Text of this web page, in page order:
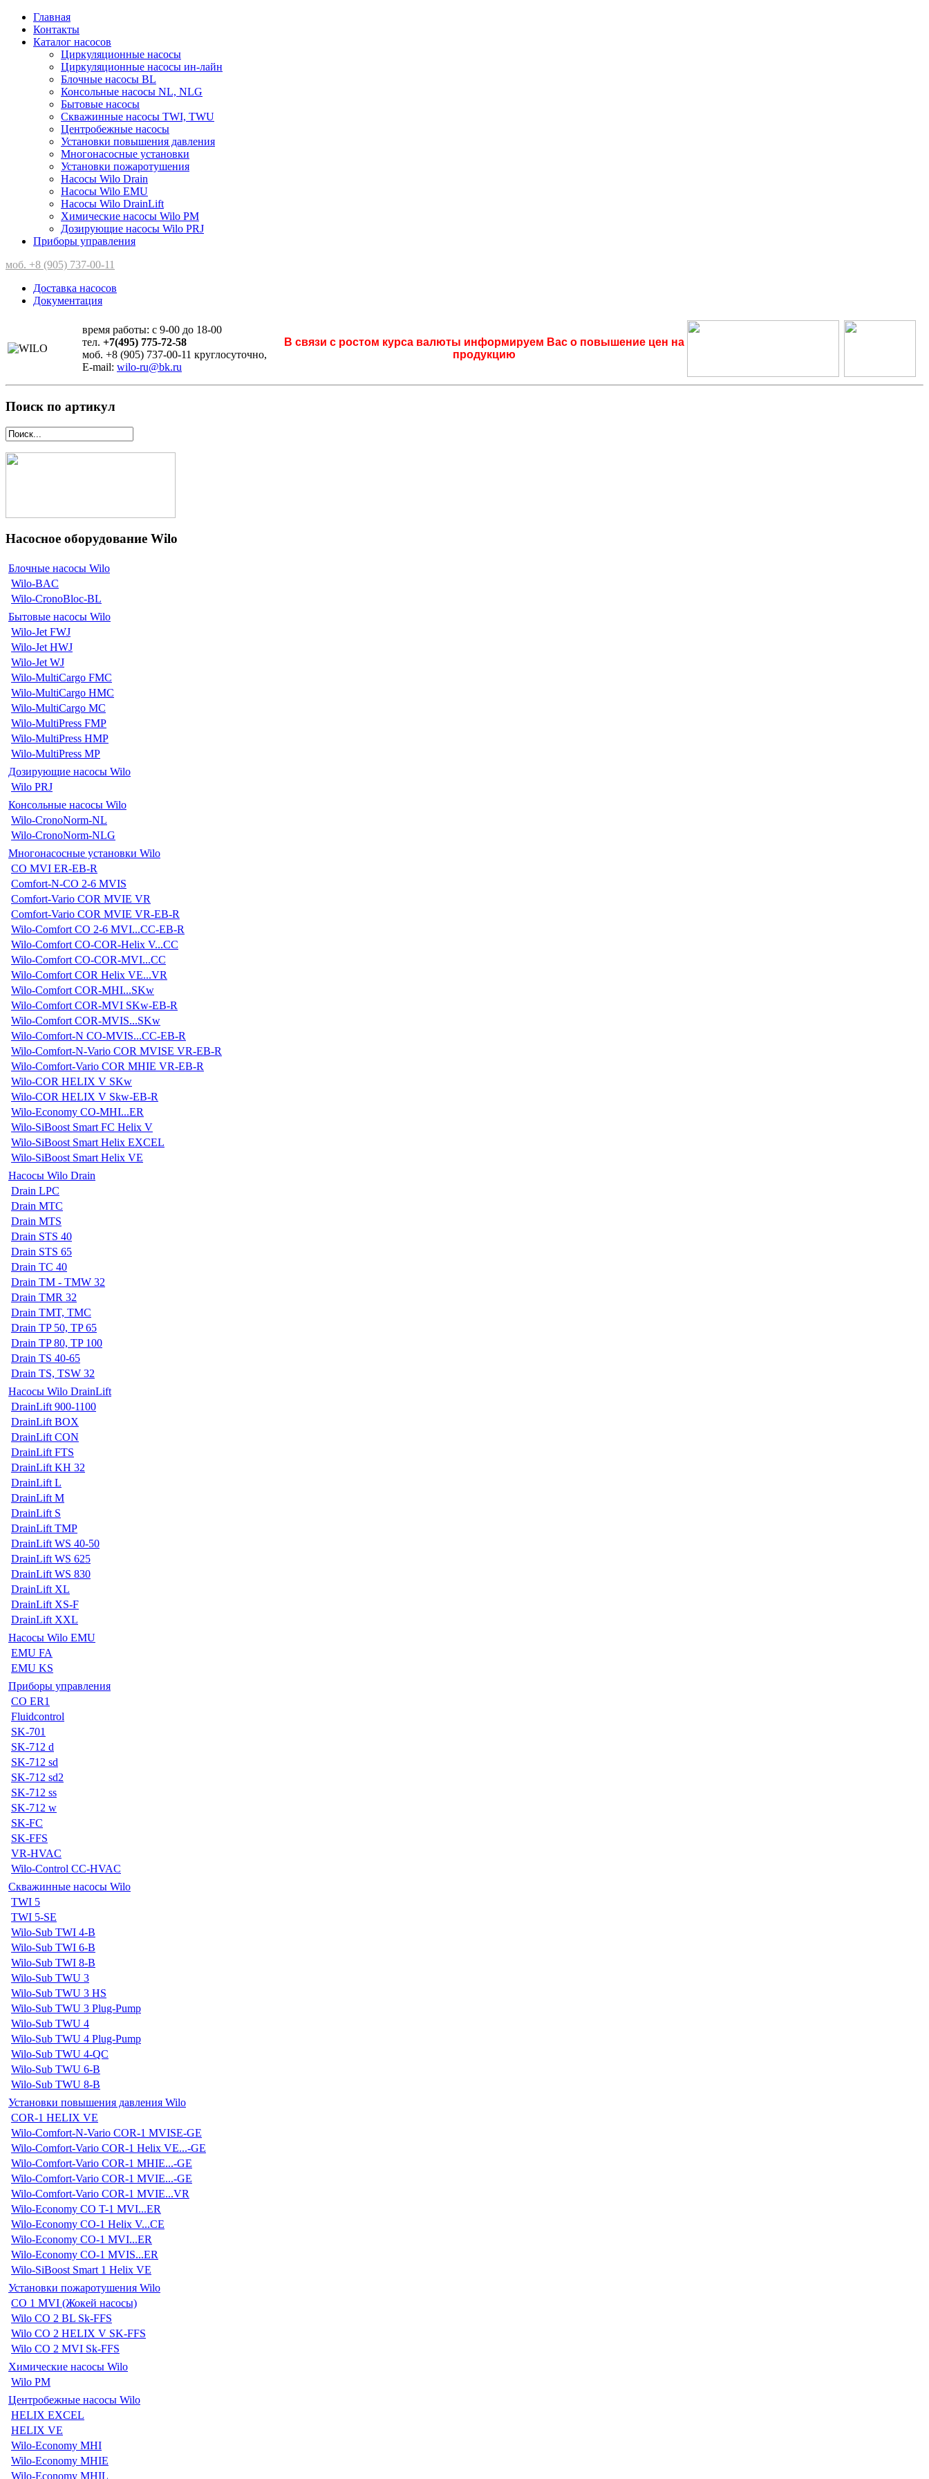
Главная
Контакты
Каталог насосов
Циркуляционные насосы
Циркуляционные насосы ин-лайн
Блочные насосы BL
Консольные насосы NL, NLG
Бытовые насосы
Скважинные насосы TWI, TWU
Центробежные насосы
Установки повышения давления
Многонасосные установки
Установки пожаротушения
Насосы Wilo Drain
Насосы Wilo EMU
Насосы Wilo DrainLift
Химические насосы Wilo PM
Дозирующие насосы Wilo PRJ
Приборы управления
моб. +8 (905) 737-00-11
Доставка насосов
Документация
время работы: с 9-00 до 18-00
тел. +7(495) 775-72-58
моб. +8 (905) 737-00-11 круглосуточно,
E-mail: wilo-ru@bk.ru
В связи с ростом курса валюты информируем Вас о повышение цен на
продукцию
Поиск по артикул
Насосное оборудование Wilo
Блочные насосы Wilo
Wilo-BAC
Wilo-CronoBloc-BL
Бытовые насосы Wilo
Wilo-Jet FWJ
Wilo-Jet HWJ
Wilo-Jet WJ
Wilo-MultiCargo FMC
Wilo-MultiCargo HMC
Wilo-MultiCargo MC
Wilo-MultiPress FMP
Wilo-MultiPress HMP
Wilo-MultiPress MP
Дозирующие насосы Wilo
Wilo PRJ
Консольные насосы Wilo
Wilo-CronoNorm-NL
Wilo-CronoNorm-NLG
Многонасосные установки Wilo
CO MVI ER-EB-R
Comfort-N-CO 2-6 MVIS
Comfort-Vario COR MVIE VR
Comfort-Vario COR MVIE VR-EB-R
Wilo-Comfort CO 2-6 MVI...CC-EB-R
Wilo-Comfort CO-COR-Helix V...CC
Wilo-Comfort CO-COR-MVI...CC
Wilo-Comfort COR Helix VE...VR
Wilo-Comfort COR-MHI...SKw
Wilo-Comfort COR-MVI SKw-EB-R
Wilo-Comfort COR-MVIS...SKw
Wilo-Comfort-N CO-MVIS...CC-EB-R
Wilo-Comfort-N-Vario COR MVISE VR-EB-R
Wilo-Comfort-Vario COR MHIE VR-EB-R
Wilo-COR HELIX V SKw
Wilo-COR HELIX V Skw-EB-R
Wilo-Economy CO-MHI...ER
Wilo-SiBoost Smart FC Helix V
Wilo-SiBoost Smart Helix EXCEL
Wilo-SiBoost Smart Helix VE
Насосы Wilo Drain
Drain LPC
Drain MTC
Drain MTS
Drain STS 40
Drain STS 65
Drain TC 40
Drain TM - TMW 32
Drain TMR 32
Drain TMT, TMC
Drain TP 50, TP 65
Drain TP 80, TP 100
Drain TS 40-65
Drain TS, TSW 32
Насосы Wilo DrainLift
DrainLift 900-1100
DrainLift BOX
DrainLift CON
DrainLift FTS
DrainLift KH 32
DrainLift L
DrainLift M
DrainLift S
DrainLift TMP
DrainLift WS 40-50
DrainLift WS 625
DrainLift WS 830
DrainLift XL
DrainLift XS-F
DrainLift XXL
Насосы Wilo EMU
EMU FA
EMU KS
Приборы управления
CO ER1
Fluidcontrol
SK-701
SK-712 d
SK-712 sd
SK-712 sd2
SK-712 ss
SK-712 w
SK-FC
SK-FFS
VR-HVAC
Wilo-Control CC-HVAC
Скважинные насосы Wilo
TWI 5
TWI 5-SE
Wilo-Sub TWI 4-B
Wilo-Sub TWI 6-B
Wilo-Sub TWI 8-B
Wilo-Sub TWU 3
Wilo-Sub TWU 3 HS
Wilo-Sub TWU 3 Plug-Pump
Wilo-Sub TWU 4
Wilo-Sub TWU 4 Plug-Pump
Wilo-Sub TWU 4-QC
Wilo-Sub TWU 6-B
Wilo-Sub TWU 8-B
Установки повышения давления Wilo
COR-1 HELIX VE
Wilo-Comfort-N-Vario COR-1 MVISE-GE
Wilo-Comfort-Vario COR-1 Helix VE...-GE
Wilo-Comfort-Vario COR-1 MHIE...-GE
Wilo-Comfort-Vario COR-1 MVIE...-GE
Wilo-Comfort-Vario COR-1 MVIE...VR
Wilo-Economy CO T-1 MVI...ER
Wilo-Economy CO-1 Helix V...CE
Wilo-Economy CO-1 MVI...ER
Wilo-Economy CO-1 MVIS...ER
Wilo-SiBoost Smart 1 Helix VE
Установки пожаротушения Wilo
CO 1 MVI (Жокей насосы)
Wilo CO 2 BL Sk-FFS
Wilo CO 2 HELIX V SK-FFS
Wilo CO 2 MVI Sk-FFS
Химические насосы Wilo
Wilo PM
Центробежные насосы Wilo
HELIX EXCEL
HELIX VE
Wilo-Economy MHI
Wilo-Economy MHIE
Wilo-Economy MHIL